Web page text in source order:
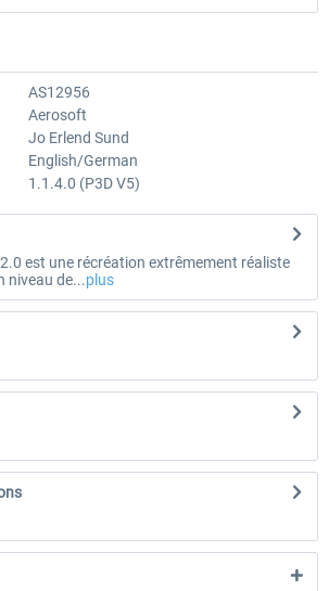
AS12956
Aerosoft
Jo Erlend Sund
English/German
1.1.4.0 (P3D V5)
est une récréation extrêmement réaliste
niveau de...plus